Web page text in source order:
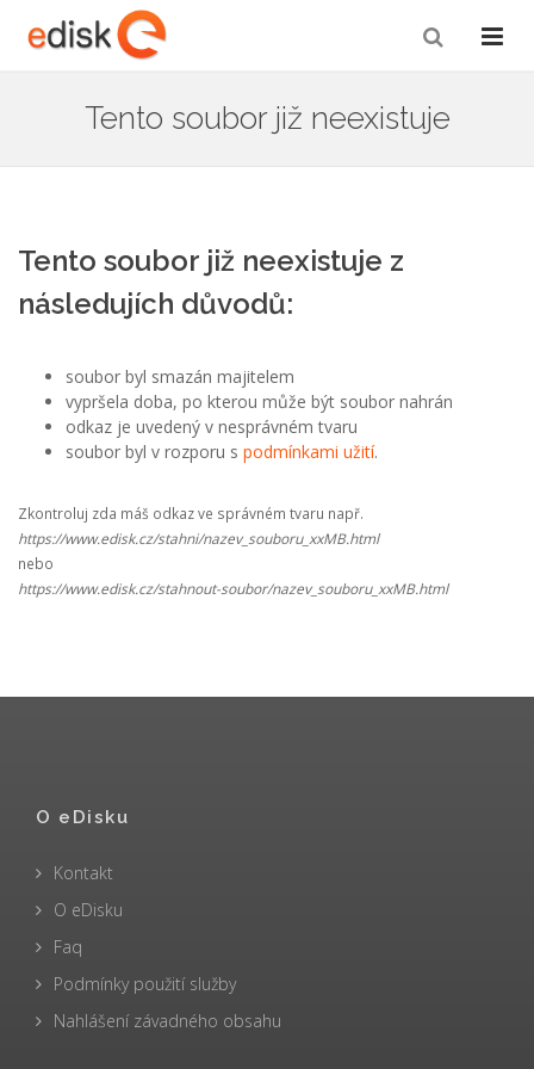
Tento soubor již neexistuje
Tento soubor již neexistuje z
následujích důvodů:
soubor byl smazán majitelem
vypršela doba, po kterou může být soubor nahrán
odkaz je uvedený v nesprávném tvaru
soubor byl v rozporu s podmínkami užití.
Zkontroluj zda máš odkaz ve správném tvaru např.
https://www.edisk.cz/stahni/nazev_souboru_xxMB.html
nebo
https://www.edisk.cz/stahnout-soubor/nazev_souboru_xxMB.html
O eDisku
Kontakt
O eDisku
Faq
Podmínky použití služby
Nahlášení závadného obsahu